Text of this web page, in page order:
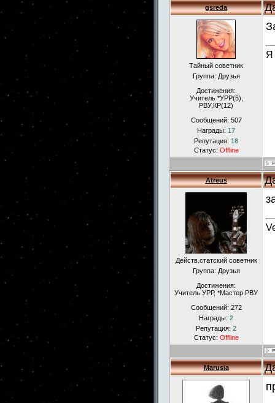
gsreda
Тайный советник
Группа: Друзья
Достижения:
Учитель *УРР(5),
РВУ,КР(12)
Сообщений: 507
Награды: 17
Репутация: 18
Статус: Offline
Я
Atreus
Действ.статский советник
Группа: Друзья
Достижения:
Учитель УРР, *Мастер РВУ
Сообщений: 272
Награды: 2
Репутация: 2
Статус: Offline
Marusia